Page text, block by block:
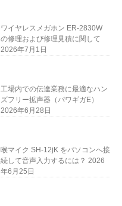
ワイヤレスメガホン ER-2830W
の修理および修理見積に関して
2026年7月1日
工場内での伝達業務に最適なハン
ズフリー拡声器（パワギガE）
2026年6月28日
喉マイク SH-12jK をパソコンへ接
続して音声入力するには？ 2026
年6月25日